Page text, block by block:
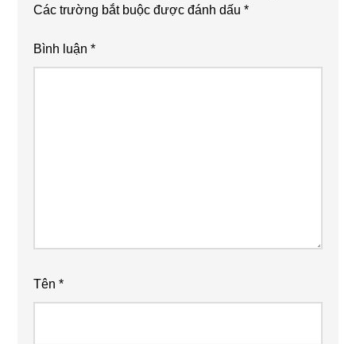
Các trường bắt buộc được đánh dấu*
Bình luận*
Tên*